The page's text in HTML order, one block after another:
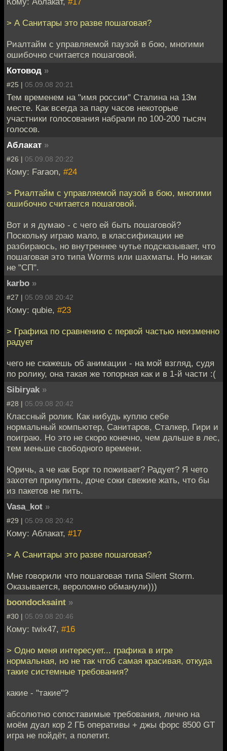
> А Санитары это разве пошаговая?
Риалтайм с управляемой паузой в бою, многими
ошибочно считается пошаговой.
Котовод »
#25 | 05.09.08 20:21
Тем временем на "имя россии" Сталина на 13м
месте. Как всегда за пару часов некоторые
участники голосования набрали по 100-200 тысяч
голосов.
Аблакат »
#26 | 05.09.08 20:22
Кому: Faraon, #24
> Риалтайм с управляемой паузой в бою, многими
ошибочно считается пошаговой.
Вот и я думаю - с чего ей быть пошаговой?
Поскольку играю мало, в классификации не
разбираюсь, но внутреннее чутье подсказывает, что
пошаговая это типа Worms или шахматы. Но никак
не "СП".
karbo »
#27 | 05.09.08 20:42
Кому: qubie, #23
> Графика по сравнению с первой частью неизменно
радует
чего не скажешь об анимации - на мой взгляд, судя
по ролику, она такая же топорная как и в 1-й части :(
Sibiryak »
#28 | 05.09.08 20:42
Классный ролик. Как нибудь куплю себе
нормальный компьютер, Санитаров, Сталкер, Гири и
поиграю. Но это не скоро конечно, чем дальше в лес,
тем меньше свободного времени.
Юричь, а че как Борг то поживает? Радует? Я чето
захотел прикупить, доче соки свежие жать, что бы
из пакетов не пить.
Vasa_kot »
#29 | 05.09.08 20:42
Кому: Аблакат, #17
> А Санитары это разве пошаговая?
Мне говорили что пошаговая типа Silent Storm.
Оказывается, вероломно обманули)))
boondocksaint »
#30 | 05.09.08 20:46
Кому: twix47, #16
> Одно меня интересует... графика в игре
нормальная, но не так чтоб самая красивая, откуда
такие системные требования?
какие - "такие"?
абсолютно сопоставимые требования, лично на
моём дуал кор 2 ГБ оперативы + джы форс 8500 GT
игра не пойдёт, а полетит.